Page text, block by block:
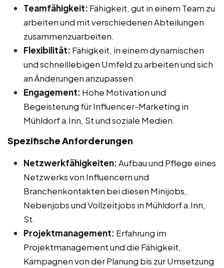
Teamfähigkeit: Fähigkeit, gut in einem Team zu
arbeiten und mit verschiedenen Abteilungen
zusammenzuarbeiten.
Flexibilität: Fähigkeit, in einem dynamischen
und schnelllebigen Umfeld zu arbeiten und sich
an Änderungen anzupassen.
Engagement: Hohe Motivation und
Begeisterung für Influencer-Marketing in
Mühldorf a.Inn, St und soziale Medien.
Spezifische Anforderungen
Netzwerkfähigkeiten:Aufbau und Pflege eines
Netzwerks von Influencern und
Branchenkontakten bei diesen Minijobs,
Nebenjobs und Vollzeitjobs in Mühldorf a.Inn,
St.
Projektmanagement: Erfahrung im
Projektmanagement und die Fähigkeit,
Kampagnen von der Planung bis zur Umsetzung